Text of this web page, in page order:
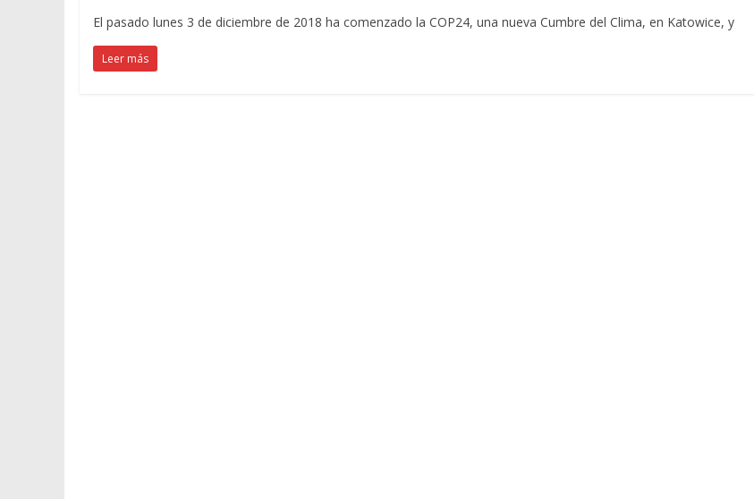
El pasado lunes 3 de diciembre de 2018 ha comenzado la COP24, una nueva Cumbre del Clima, en Katowice, y
Leer más